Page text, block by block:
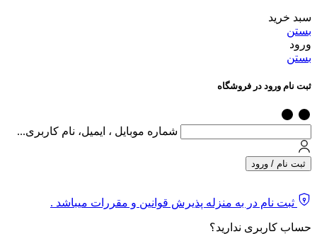
سبد خرید
بستن
ورود
بستن
ثبت نام ورود در فروشگاه
شماره موبایل ، ایمیل، نام کاربری...
ثبت نام / ورود
ثبت نام در به منزله پذیرش قوانین و مقررات میباشد .
حساب کاربری ندارید؟